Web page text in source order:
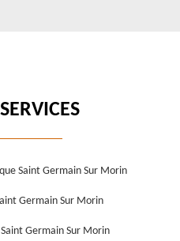
Saint Germain Sur Morin
Germain Sur Morin
Germain Sur Morin